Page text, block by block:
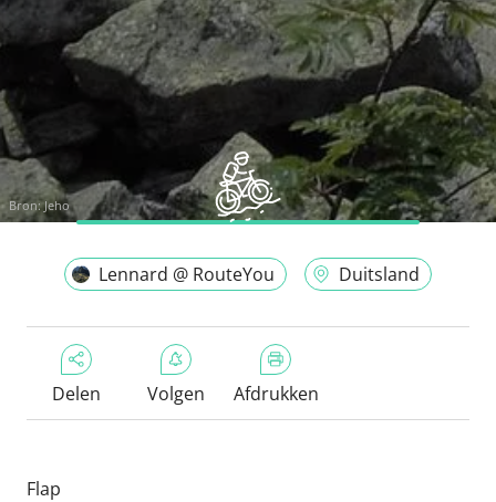
Bron:Jeho
Lennard @ RouteYou Duitsland
Delen Volgen Afdrukken
Flap